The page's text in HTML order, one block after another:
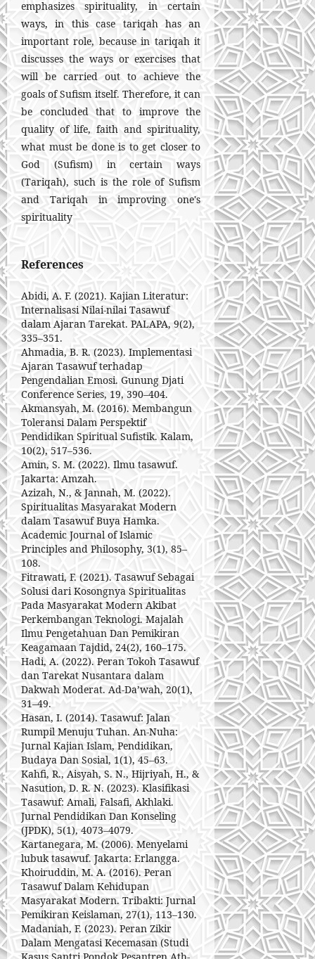
emphasizes spirituality, in certain
ways, in this case tariqah has an
important role, because in tariqah it
discusses the ways or exercises that
will be carried out to achieve the
goals of Sufism itself. Therefore, it can
be concluded that to improve the
quality of life, faith and spirituality,
what must be done is to get closer to
God (Sufism) in certain ways
(Tariqah), such is the role of Sufism
and Tariqah in improving one's
spirituality
References
Abidi, A. F. (2021). Kajian Literatur:
Internalisasi Nilai-nilai Tasawuf
dalam Ajaran Tarekat. PALAPA, 9(2),
335–351.
Ahmadia, B. R. (2023). Implementasi
Ajaran Tasawuf terhadap
Pengendalian Emosi. Gunung Djati
Conference Series, 19, 390–404.
Akmansyah, M. (2016). Membangun
Toleransi Dalam Perspektif
Pendidikan Spiritual Sufistik. Kalam,
10(2), 517–536.
Amin, S. M. (2022). Ilmu tasawuf.
Jakarta: Amzah.
Azizah, N., & Jannah, M. (2022).
Spiritualitas Masyarakat Modern
dalam Tasawuf Buya Hamka.
Academic Journal of Islamic
Principles and Philosophy, 3(1), 85–
108.
Fitrawati, F. (2021). Tasawuf Sebagai
Solusi dari Kosongnya Spiritualitas
Pada Masyarakat Modern Akibat
Perkembangan Teknologi. Majalah
Ilmu Pengetahuan Dan Pemikiran
Keagamaan Tajdid, 24(2), 160–175.
Hadi, A. (2022). Peran Tokoh Tasawuf
dan Tarekat Nusantara dalam
Dakwah Moderat. Ad-Da’wah, 20(1),
31–49.
Hasan, I. (2014). Tasawuf: Jalan
Rumpil Menuju Tuhan. An-Nuha:
Jurnal Kajian Islam, Pendidikan,
Budaya Dan Sosial, 1(1), 45–63.
Kahfi, R., Aisyah, S. N., Hijriyah, H., &
Nasution, D. R. N. (2023). Klasifikasi
Tasawuf: Amali, Falsafi, Akhlaki.
Jurnal Pendidikan Dan Konseling
(JPDK), 5(1), 4073–4079.
Kartanegara, M. (2006). Menyelami
lubuk tasawuf. Jakarta: Erlangga.
Khoiruddin, M. A. (2016). Peran
Tasawuf Dalam Kehidupan
Masyarakat Modern. Tribakti: Jurnal
Pemikiran Keislaman, 27(1), 113–130.
Madaniah, F. (2023). Peran Zikir
Dalam Mengatasi Kecemasan (Studi